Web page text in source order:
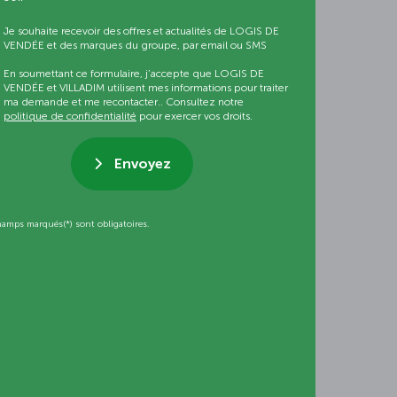
Je souhaite recevoir des offres et actualités de LOGIS DE
VENDÉE et des marques du groupe, par email ou SMS
En soumettant ce formulaire, j’accepte que LOGIS DE
VENDÉE et VILLADIM utilisent mes informations pour traiter
ma demande et me recontacter.. Consultez notre
politique de confidentialité pour exercer vos droits.
Envoyez
marqués(*) sont obligatoires.